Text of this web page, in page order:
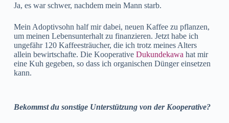
Ja, es war schwer, nachdem mein Mann starb.
Mein Adoptivsohn half mir dabei, neuen Kaffee zu pflanzen,
um meinen Lebensunterhalt zu finanzieren. Jetzt habe ich
ungefähr 120 Kaffeesträucher, die ich trotz meines Alters
allein bewirtschafte. Die Kooperative Dukundekawa hat mir
eine Kuh gegeben, so dass ich organischen Dünger einsetzen
kann.
Bekommst du sonstige Unterstützung von der Kooperative?